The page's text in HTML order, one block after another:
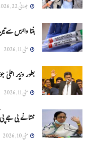
جولائی 22, 2026
ہنتا وائرس
مئی 11, 2026
بطور وزیر
مئی 11, 2026
ممتا نے بی جے
مئی 10, 2026